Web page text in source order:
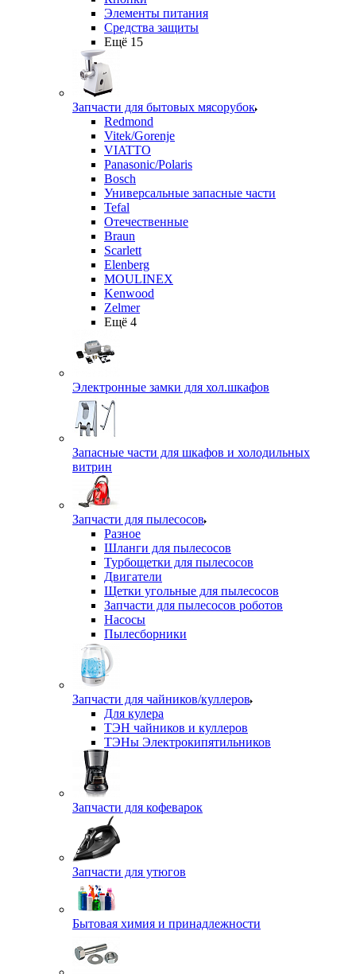
Элементы питания
Средства защиты
Ещё 15
Запчасти для бытовых мясорубок
Redmond
Vitek/Gorenje
VIATTO
Panasonic/Polaris
Bosch
Универсальные запасные части
Tefal
Отечественные
Braun
Scarlett
Elenberg
MOULINEX
Kenwood
Zelmer
Ещё 4
Электронные замки для хол.шкафов
Запасные части для шкафов и холодильных
витрин
Запчасти для пылесосов
Разное
Шланги для пылесосов
Турбощетки для пылесосов
Двигатели
Щетки угольные для пылесосов
Запчасти для пылесосов роботов
Насосы
Пылесборники
Запчасти для чайников/куллеров
Для кулера
ТЭН чайников и куллеров
ТЭНы Электрокипятильников
Запчасти для кофеварок
Запчасти для утюгов
Бытовая химия и принадлежности